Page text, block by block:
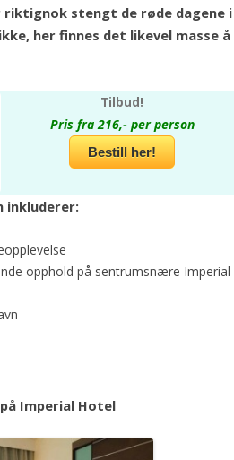
riktignok stengt de røde dagene i
her finnes det likevel masse å
Tilbud!
Pris fra 216,- per person
Bestill her!
inkluderer:
opphold på sentrumsnære Imperial
Imperial Hotel